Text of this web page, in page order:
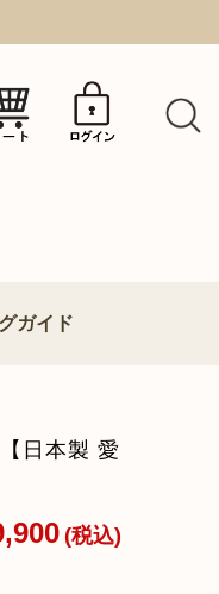
ガイド
ついて
日本製 愛
(税込)